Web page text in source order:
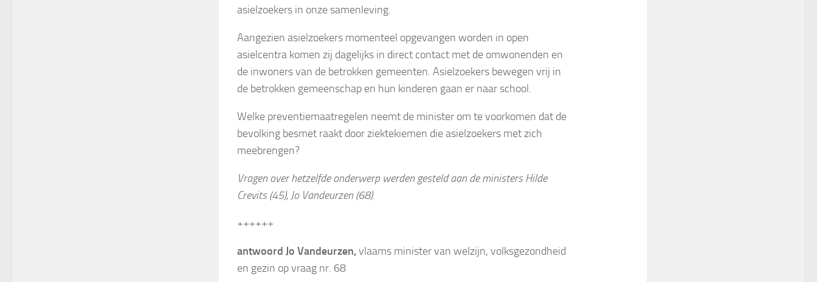
asielzoekers in onze samenleving.
Aangezien asielzoekers momenteel opgevangen worden in open
asielcentra komen zij dagelijks in direct contact met de omwonenden en
de inwoners van de betrokken gemeenten. Asielzoekers bewegen vrij in
de betrokken gemeenschap en hun kinderen gaan er naar school.
Welke preventiemaatregelen neemt de minister om te voorkomen dat de
bevolking besmet raakt door ziektekiemen die asielzoekers met zich
meebrengen?
Vragen over hetzelfde onderwerp werden gesteld aan de ministers Hilde
Crevits (45), Jo Vandeurzen (68).
++++++
antwoord Jo Vandeurzen,vlaams minister van welzijn, volksgezondheid
en gezin op vraag nr. 68